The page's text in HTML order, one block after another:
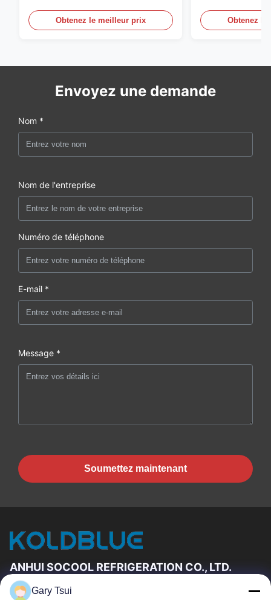
LED
Obtenez le meilleur prix Obtenez
Envoyez une demande
Nom *
Nom de l'entreprise
Numéro de téléphone
E-mail *
Message *
Soumettez maintenant
ANHUI SOCOOL REFRIGERATION CO., LTD.
Liens Rapides
Gary Tsui